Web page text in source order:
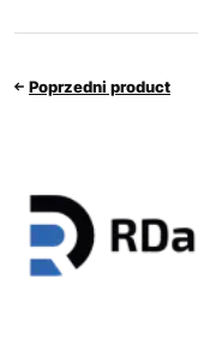
Poprzedni product